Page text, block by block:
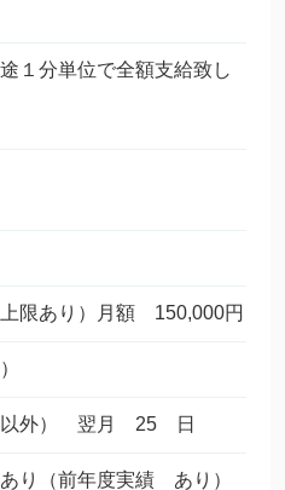
１分単位で全額支給致し
限あり）月額 150,000円
以外） 翌月 25 日
り（前年度実績 あり）